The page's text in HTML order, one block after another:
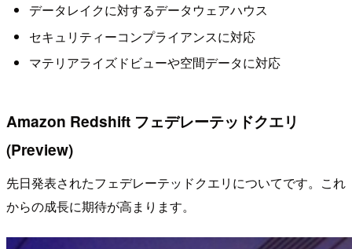
データレイクに対するデータウェアハウス
セキュリティーコンプライアンスに対応
マテリアライズドビューや空間データに対応
Amazon Redshift フェデレーテッドクエリ
(Preview)
先日発表されたフェデレーテッドクエリについてです。これ
からの成長に期待が高まります。